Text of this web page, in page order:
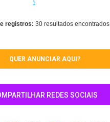
1
registros: 30 resultados encontrados
QUER ANUNCIAR AQUI?
REDES SOCIAIS